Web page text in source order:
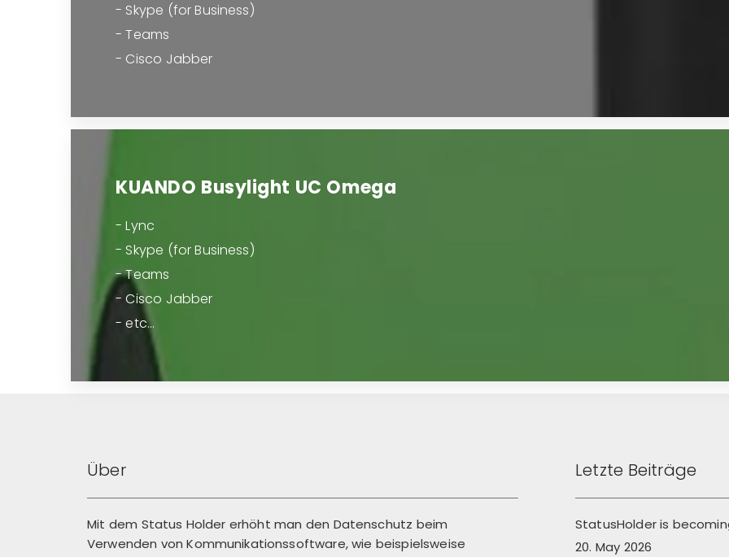
- Skype (for Business)
- Teams
- Cisco Jabber
KUANDO Busylight UC Omega
- Lync
- Skype (for Business)
- Teams
- Cisco Jabber
- etc...
Über
Mit dem Status Holder erhöht man den Datenschutz beim
Verwenden von Kommunikationssoftware, wie beispielsweise
Letzte Beiträge
StatusHolder is
20. May 2026